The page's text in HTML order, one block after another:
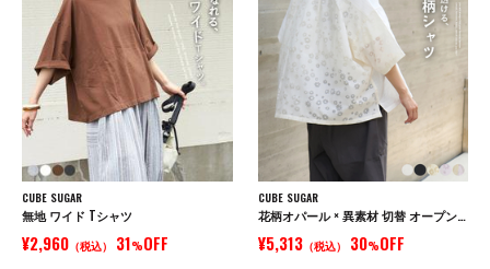
CUBE SUGAR
無地 ワイド Tシャツ
¥2,960 （税込） 31%OFF
CUBE SUGAR
花柄オパール × 異素材 切替 オープンカラー シャツ
¥5,313（税込） 30%OFF